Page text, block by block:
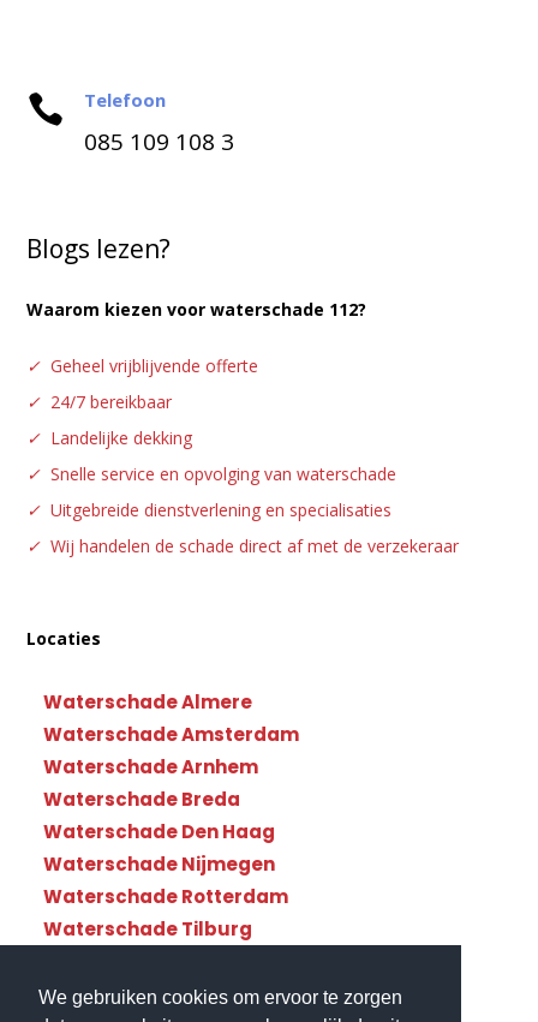
We gebruiken cookies om ervoor te zorgen
 Telefoon
085 109 108 3
Blogs lezen?
Waarom kiezen voor waterschade 112?
✓ Geheel vrijblijvende offerte
✓ 24/7 bereikbaar
✓ Landelijke dekking
✓ Snelle service en opvolging van waterschade
✓ Uitgebreide dienstverlening en specialisaties
✓ Wij handelen de schade direct af met de verzekeraar
Locaties
Waterschade Almere
Waterschade Amsterdam
Waterschade Arnhem
Waterschade Breda
Waterschade Den Haag
Waterschade Nijmegen
Waterschade Rotterdam
Waterschade Tilburg